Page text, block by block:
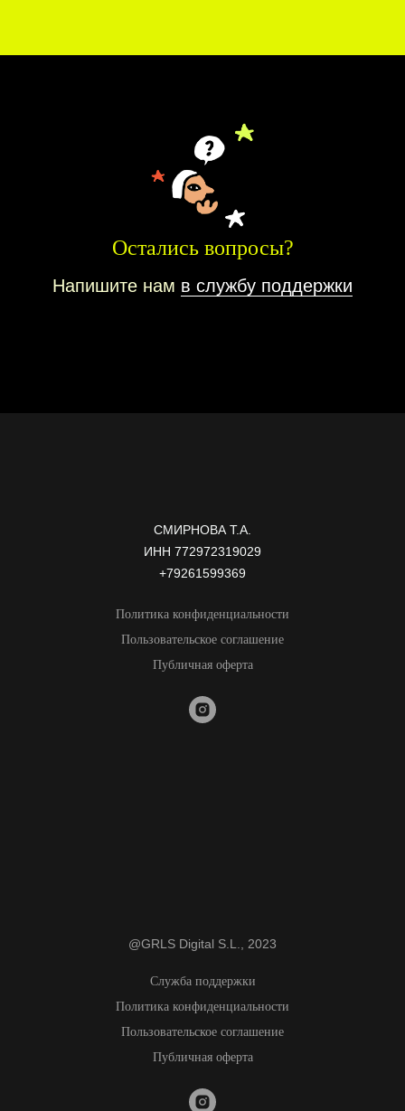
Остались вопросы?
Напишите нам в службу поддержки
СМИРНОВА Т.А.
ИНН 772972319029
+79261599369
Политика конфиденциальности
Пользовательское соглашение
Публичная оферта
@GRLS Digital S.L., 2023
Служба поддержки
Политика конфиденциальности
Пользовательское соглашение
Публичная оферта